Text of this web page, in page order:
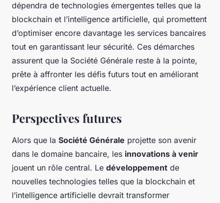
dépendra de technologies émergentes telles que la
blockchain et l’intelligence artificielle, qui promettent
d’optimiser encore davantage les services bancaires
tout en garantissant leur sécurité. Ces démarches
assurent que la Société Générale reste à la pointe,
prête à affronter les défis futurs tout en améliorant
l’expérience client actuelle.
Perspectives futures
Alors que la Société Générale projette son avenir
dans le domaine bancaire, les innovations à venir
jouent un rôle central. Le développement de
nouvelles technologies telles que la blockchain et
l’intelligence artificielle devrait transformer